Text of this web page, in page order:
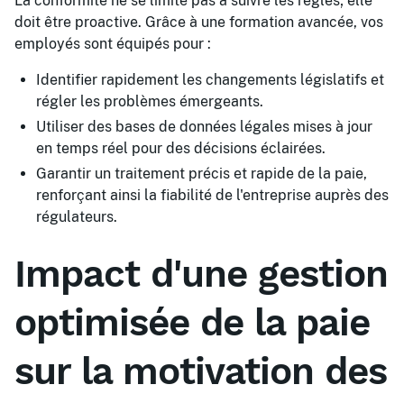
doit être proactive. Grâce à une formation avancée, vos
employés sont équipés pour :
Identifier rapidement les changements législatifs et
régler les problèmes émergeants.
Utiliser des bases de données légales mises à jour
en temps réel pour des décisions éclairées.
Garantir un traitement précis et rapide de la paie,
renforçant ainsi la fiabilité de l'entreprise auprès des
régulateurs.
Impact d'une gestion
optimisée de la paie
sur la motivation des